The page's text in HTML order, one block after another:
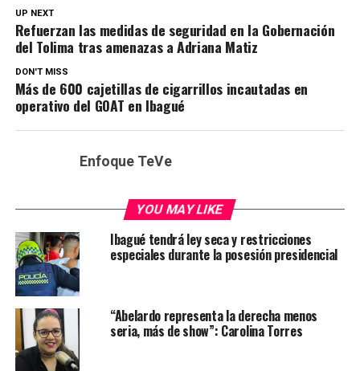
UP NEXT
Refuerzan las medidas de seguridad en la Gobernación
del Tolima tras amenazas a Adriana Matiz
DON'T MISS
Más de 600 cajetillas de cigarrillos incautadas en
operativo del GOAT en Ibagué
Enfoque TeVe
YOU MAY LIKE
Ibagué tendrá ley seca y restricciones
especiales durante la posesión presidencial
“Abelardo representa la derecha menos
seria, más de show”: Carolina Torres